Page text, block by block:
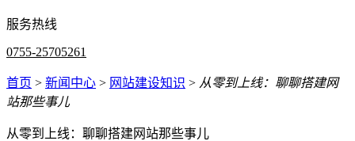
服务热线
0755-25705261
首页 > 新闻中心 > 网站建设知识 > 从零到上线：聊聊搭建网
站那些事儿
从零到上线：聊聊搭建网站那些事儿